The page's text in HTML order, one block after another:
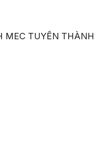
MEC TUYỂN THÀNH